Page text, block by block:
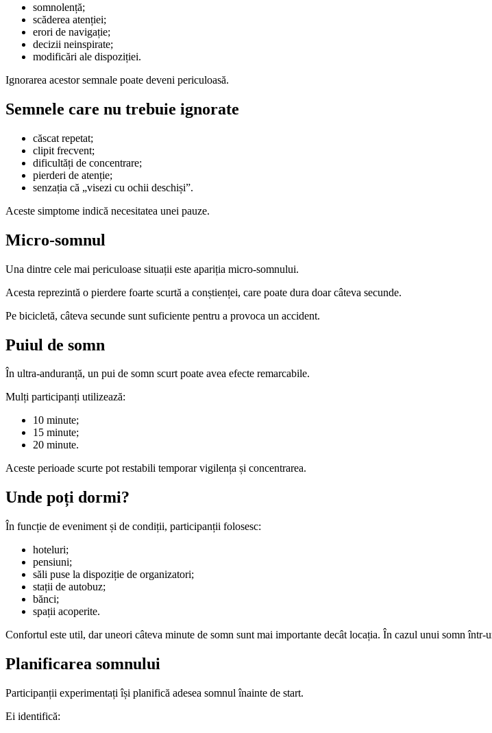
somnolență;
scăderea atenției;
erori de navigație;
decizii neinspirate;
modificări ale dispoziției.
Ignorarea acestor semnale poate deveni periculoasă.
Semnele care nu trebuie ignorate
căscat repetat;
clipit frecvent;
dificultăți de concentrare;
pierderi de atenție;
senzația că „visezi cu ochii deschiși”.
Aceste simptome indică necesitatea unei pauze.
Micro-somnul
Una dintre cele mai periculoase situații este apariția micro-somnului.
Acesta reprezintă o pierdere foarte scurtă a conștienței, care poate dura doar câteva secunde.
Pe bicicletă, câteva secunde sunt suficiente pentru a provoca un accident.
Puiul de somn
În ultra-anduranță, un pui de somn scurt poate avea efecte remarcabile.
Mulți participanți utilizează:
10 minute;
15 minute;
20 minute.
Aceste perioade scurte pot restabili temporar vigilența și concentrarea.
Unde poți dormi?
În funcție de eveniment și de condiții, participanții folosesc:
hoteluri;
pensiuni;
săli puse la dispoziție de organizatori;
stații de autobuz;
bănci;
spații acoperite.
Confortul este util, dar uneori câteva minute de somn sunt mai importante decât locația. În cazul unui somn
Planificarea somnului
Participanții experimentați își planifică adesea somnul înainte de start.
Ei identifică: